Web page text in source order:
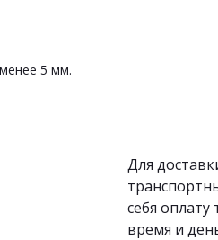
5 мм.
Для
себя
время и